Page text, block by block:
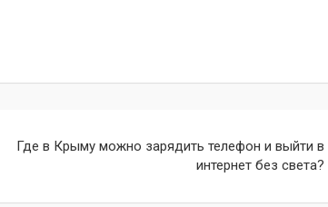
Где в Крыму можно зарядить телефон и выйти в
интернет без света?